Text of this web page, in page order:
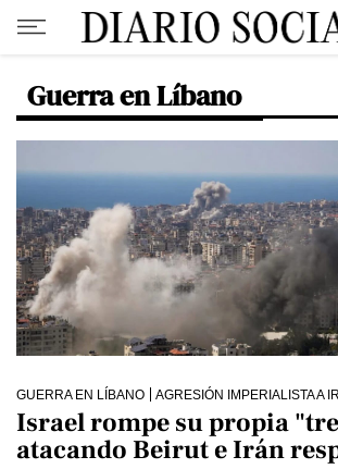
Guerra en Líbano
GUERRA EN LÍBANO AGRESIÓN IMPERIALISTA A
Israel rompe su propia
atacando Beirut e Irán